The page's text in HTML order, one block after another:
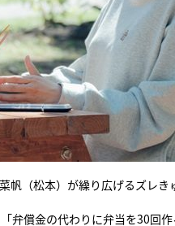
（松本）が繰り広げるズレき
弁償金の代わりに弁当を30回